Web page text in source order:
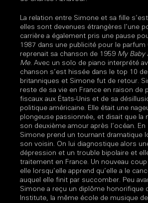
La relation entre Simone et sa fille
elles sont devenues étrangères l’une
carrière a également pris une pause
1987 dans une publicité pour le parfum
reprenait sa chanson de 1959 My Baby
Me. Avec un solo de piano interprété
chanson s’est hissée dans le top 10
britanniques et Simone fut de retour.
reste de sa vie en France en raison de
fiscaux aux États-Unis et de sa
politique américaine. Elle était une
plongeuse passionnée, et disait que la
son deuxième amour après l’océan. En
Simone prend un tournant dramatique
son voisin. On lui diagnostique alors
dépression et un trouble bipolaire et
traitement en France. Un nouveau coup
elle lorsqu’elle apprend qu’elle a le
auquel elle finit par succomber. Peu
Simone a reçu un diplôme honorifique
Institute, la même école de musique